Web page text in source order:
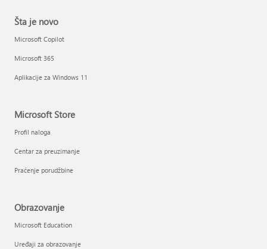
Šta je novo
Microsoft Copilot
Microsoft 365
Aplikacije za Windows 11
Microsoft Store
Profil naloga
Centar za preuzimanje
Praćenje porudžbine
Obrazovanje
Microsoft Education
Uređaji za obrazovanje